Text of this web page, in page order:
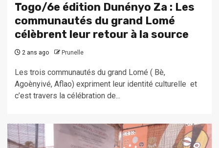
Togo/6e édition Dunényo Za : Les
communautés du grand Lomé
célèbrent leur retour à la source
2 ans ago Prunelle
Les trois communautés du grand Lomé ( Bè,
Agoènyivé, Aflao) expriment leur identité culturelle et
c’est travers la célébration de...